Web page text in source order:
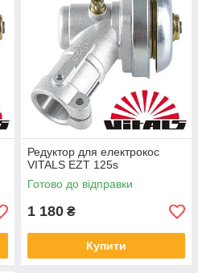
Редуктор для електрокос
VITALS EZT 125s
Готово до відправки
1 180 ₴
Купити